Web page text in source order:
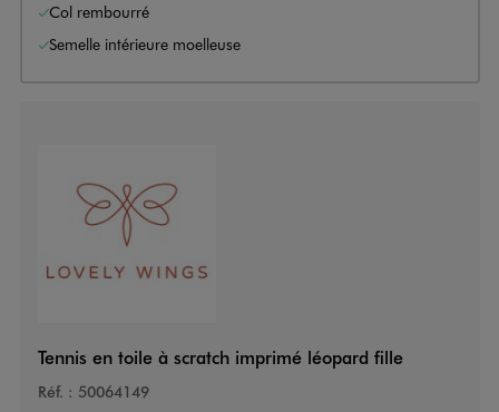
Col rembourré
Semelle intérieure moelleuse
Tennis en toile à scratch imprimé léopard fille
Réf. : 50064149